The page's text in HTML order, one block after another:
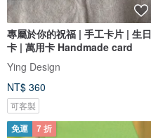
專屬於你的祝福 | 手工卡片 | 生日
卡 | 萬用卡 Handmade card
Ying Design
NT$ 360
可客製
免運 7 折